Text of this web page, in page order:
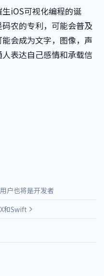
iOS可视化编程的诞
农的专利，可能会普及
会成为文字，图像，声
表达自己感情和承载信
户也将是开发者
和Swift